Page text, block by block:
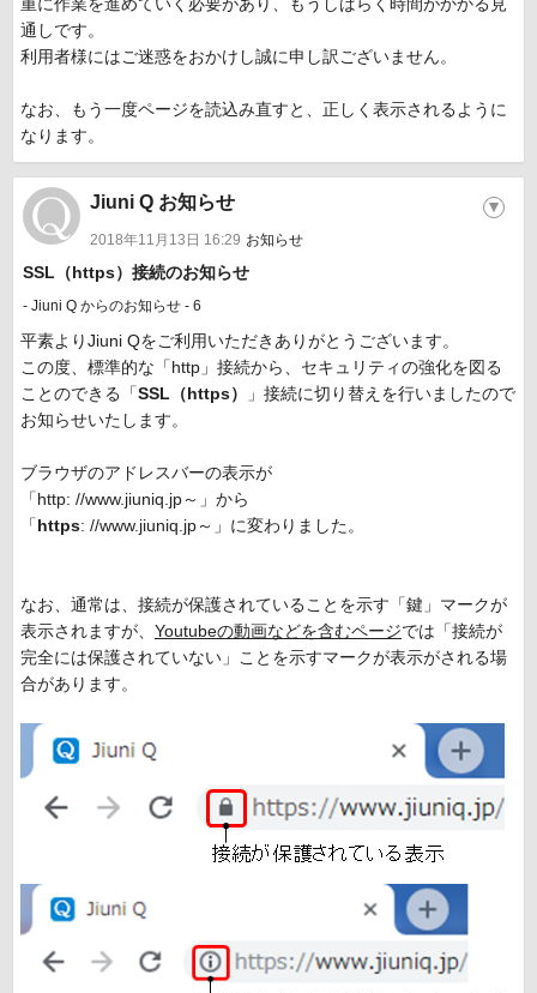
通しです。
利用者様にはご迷惑をおかけし誠に申し訳ございません。
なお、もう一度ページを読込み直すと、正しく表示されるように
なります。
Jiuni Q お知らせ
2018年11月13日 16:29 お知らせ
▼
SSL（https）接続のお知らせ
- Jiuni Q からのお知らせ - 6
平素よりJiuni Qをご利用いただきありがとうございます。
この度、標準的な「http」接続から、セキュリティの強化を図る
ことのできる「SSL（https）
」接続に切り替えを行いましたので
お知らせいたします。
ブラウザのアドレスバーの表示が
「http: //www.jiuniq.jp～」から
「https: //www.jiuniq.jp～」に変わりました。
なお、通常は、接続が保護されていることを示す「鍵」マークが
表示されますが、 Youtubeの動画などを含むページでは「接続が
完全には保護されていない」ことを示すマークが表示がされる場
合があります。